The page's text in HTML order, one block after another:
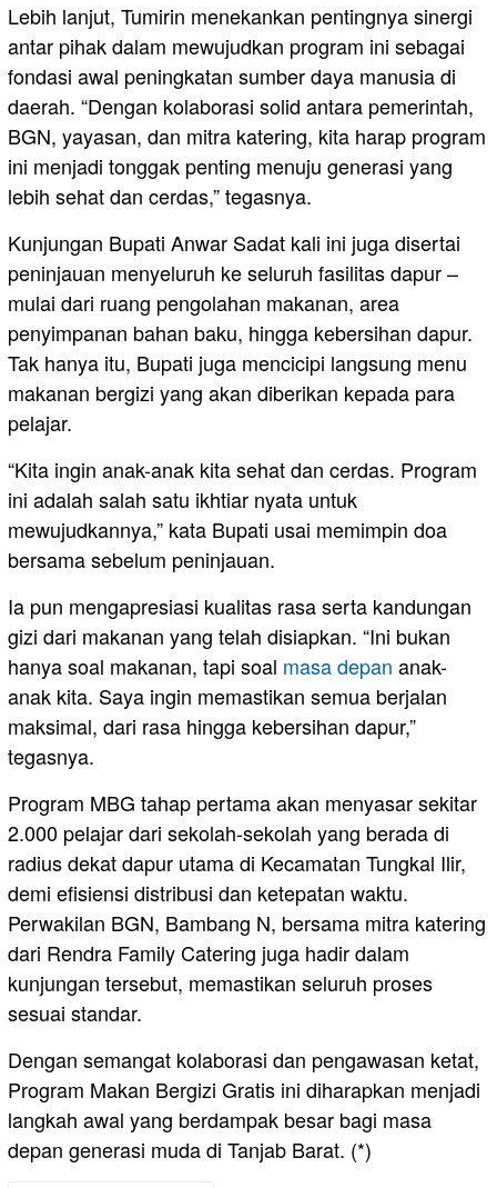
Lebih lanjut, Tumirin menekankan pentingnya sinergi
antar pihak dalam mewujudkan program ini sebagai
fondasi awal peningkatan sumber daya manusia di
daerah. “Dengan kolaborasi solid antara pemerintah,
BGN, yayasan, dan mitra katering, kita harap program
ini menjadi tonggak penting menuju generasi yang
lebih sehat dan cerdas,” tegasnya.
Kunjungan Bupati Anwar Sadat kali ini juga disertai
peninjauan menyeluruh ke seluruh fasilitas dapur –
mulai dari ruang pengolahan makanan, area
penyimpanan bahan baku, hingga kebersihan dapur.
Tak hanya itu, Bupati juga mencicipi langsung menu
makanan bergizi yang akan diberikan kepada para
pelajar.
“Kita ingin anak-anak kita sehat dan cerdas. Program
ini adalah salah satu ikhtiar nyata untuk
mewujudkannya,” kata Bupati usai memimpin doa
bersama sebelum peninjauan.
Ia pun mengapresiasi kualitas rasa serta kandungan
gizi dari makanan yang telah disiapkan. “Ini bukan
hanya soal makanan, tapi soal masa depan anak-
anak kita. Saya ingin memastikan semua berjalan
maksimal, dari rasa hingga kebersihan dapur,”
tegasnya.
Program MBG tahap pertama akan menyasar sekitar
2.000 pelajar dari sekolah-sekolah yang berada di
radius dekat dapur utama di Kecamatan Tungkal Ilir,
demi efisiensi distribusi dan ketepatan waktu.
Perwakilan BGN, Bambang N, bersama mitra katering
dari Rendra Family Catering juga hadir dalam
kunjungan tersebut, memastikan seluruh proses
sesuai standar.
Dengan semangat kolaborasi dan pengawasan ketat,
Program Makan Bergizi Gratis ini diharapkan menjadi
langkah awal yang berdampak besar bagi masa
depan generasi muda di Tanjab Barat. (*)